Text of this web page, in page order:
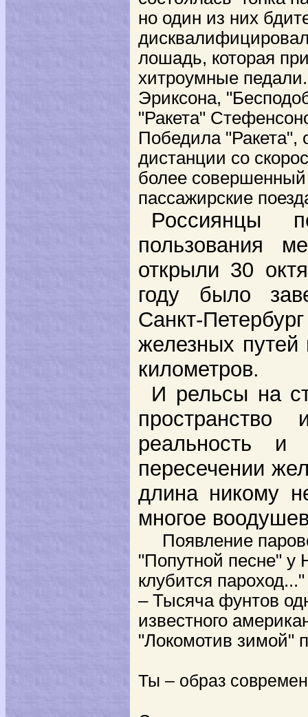
но один из них
лошадь, которая
хитроумные
Эриксона,
"Ракета"
Победила "Ракета",
дистанции со
более
пассажирские
Россиянцы
пользования
открыли 30
году было
Санкт-
железных
километров.
И рельсы на
реальность
пересечении
длина никому
многое
Появление
"Попутной песне" у
клубится
– Тысяча фунтов
известного
"Локомотив зимой"
Ты – образ